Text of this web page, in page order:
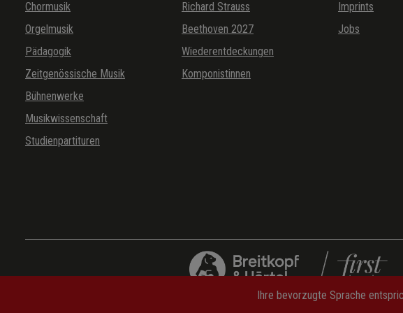
SSWV 107
Passamezo
Chormusik
Orgelmusik
Pädagogik
Zeitgenössische Musik
Bühnenwerke
Musikwissenschaft
Studienpartituren
Richard Strauss
Beethoven 2027
Wiederentdeckungen
Komponistinnen
Imprints
Jobs
Ihre bevorzugte Sprache